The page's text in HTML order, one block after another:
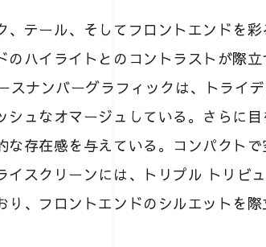
、テール、そしてフロントエンドを
のハイライトとのコントラストが際
スナンバーグラフィックは、トライ
シュなオマージュしている。さらに
な存在感を与えている。コンパクト
イスクリーンには、トリプル トリビ
り、フロントエンドのシルエットを際